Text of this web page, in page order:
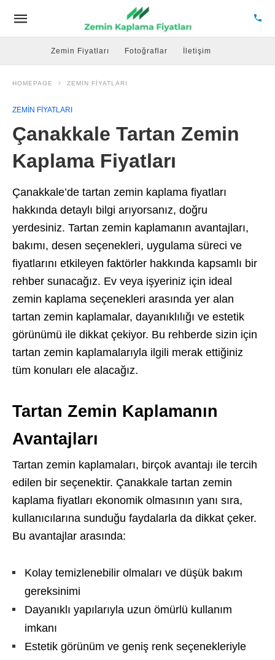
Zemin Fiyatları Fotoğraflar İletişim
HOMEPAGE ZEMIN FIYATLARI
ZEMIN FIYATLARI
Çanakkale Tartan Zemin
Kaplama Fiyatları
Çanakkale’de tartan zemin kaplama fiyatları
hakkında detaylı bilgi arıyorsanız, doğru
yerdesiniz. Tartan zemin kaplamanın avantajları,
bakımı, desen seçenekleri, uygulama süreci ve
fiyatlarını etkileyen faktörler hakkında kapsamlı bir
rehber sunacağız. Ev veya işyeriniz için ideal
zemin kaplama seçenekleri arasında yer alan
tartan zemin kaplamalar, dayanıklılığı ve estetik
görünümü ile dikkat çekiyor. Bu rehberde sizin için
tartan zemin kaplamalarıyla ilgili merak ettiğiniz
tüm konuları ele alacağız.
Tartan Zemin Kaplamanın
Avantajları
Tartan zemin kaplamaları, birçok avantajı ile tercih
edilen bir seçenektir. Çanakkale tartan zemin
kaplama fiyatları ekonomik olmasının yanı sıra,
kullanıcılarına sunduğu faydalarla da dikkat çeker.
Bu avantajlar arasında:
Kolay temizlenebilir olmaları ve düşük bakım
gereksinimi
Dayanıklı yapılarıyla uzun ömürlü kullanım
imkanı
Estetik görünüm ve geniş renk seçenekleriyle